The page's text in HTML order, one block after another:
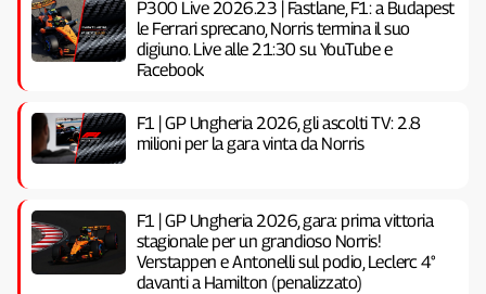
P300 Live 2026.23 | Fastlane, F1: a Budapest
le Ferrari sprecano, Norris termina il suo
digiuno. Live alle 21:30 su YouTube e
Facebook
F1 | GP Ungheria 2026, gli ascolti TV: 2.8
milioni per la gara vinta da Norris
F1 | GP Ungheria 2026, gara: prima vittoria
stagionale per un grandioso Norris!
Verstappen e Antonelli sul podio, Leclerc 4°
davanti a Hamilton (penalizzato)